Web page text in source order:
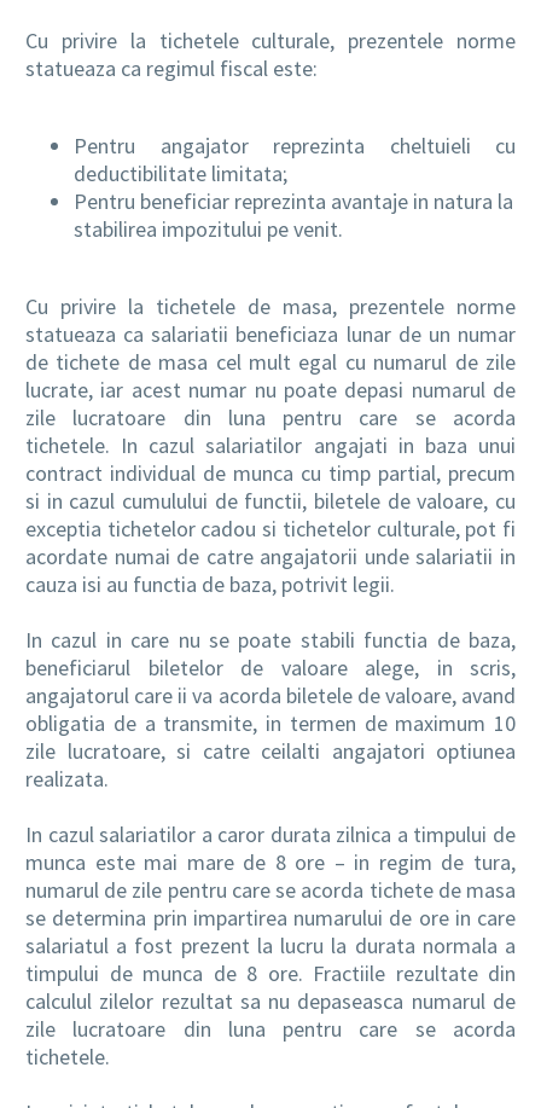
Cu privire la tichetele culturale, prezentele norme
statueaza ca regimul fiscal este:
Pentru angajator reprezinta cheltuieli cu
deductibilitate limitata;
Pentru beneficiar reprezinta avantaje in natura la
stabilirea impozitului pe venit.
Cu privire la tichetele de masa, prezentele norme
statueaza ca salariatii beneficiaza lunar de un numar
de tichete de masa cel mult egal cu numarul de zile
lucrate, iar acest numar nu poate depasi numarul de
zile lucratoare din luna pentru care se acorda
tichetele. In cazul salariatilor angajati in baza unui
contract individual de munca cu timp partial, precum
si in cazul cumulului de functii, biletele de valoare, cu
exceptia tichetelor cadou si tichetelor culturale, pot fi
acordate numai de catre angajatorii unde salariatii in
cauza isi au functia de baza, potrivit legii.
In cazul in care nu se poate stabili functia de baza,
beneficiarul biletelor de valoare alege, in scris,
angajatorul care ii va acorda biletele de valoare, avand
obligatia de a transmite, in termen de maximum 10
zile lucratoare, si catre ceilalti angajatori optiunea
realizata.
In cazul salariatilor a caror durata zilnica a timpului de
munca este mai mare de 8 ore – in regim de tura,
numarul de zile pentru care se acorda tichete de masa
se determina prin impartirea numarului de ore in care
salariatul a fost prezent la lucru la durata normala a
timpului de munca de 8 ore. Fractiile rezultate din
calculul zilelor rezultat sa nu depaseasca numarul de
zile lucratoare din luna pentru care se acorda
tichetele.